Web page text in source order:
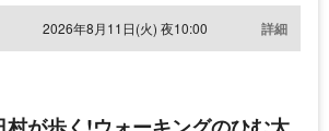
2026年8月11日(火) 夜10:00 詳細